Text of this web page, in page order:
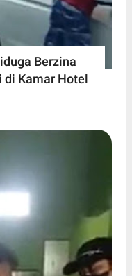
Berzina
di Kamar Hotel